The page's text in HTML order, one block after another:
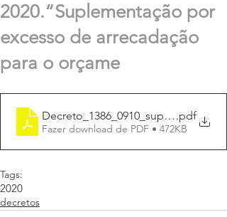
2020.“Suplementação por
excesso de arrecadação
para o orçame
Decreto_1386_0910_suplem_R$5,00
.pdf
Fazer download de PDF • 472KB
Tags:
2020
decretos